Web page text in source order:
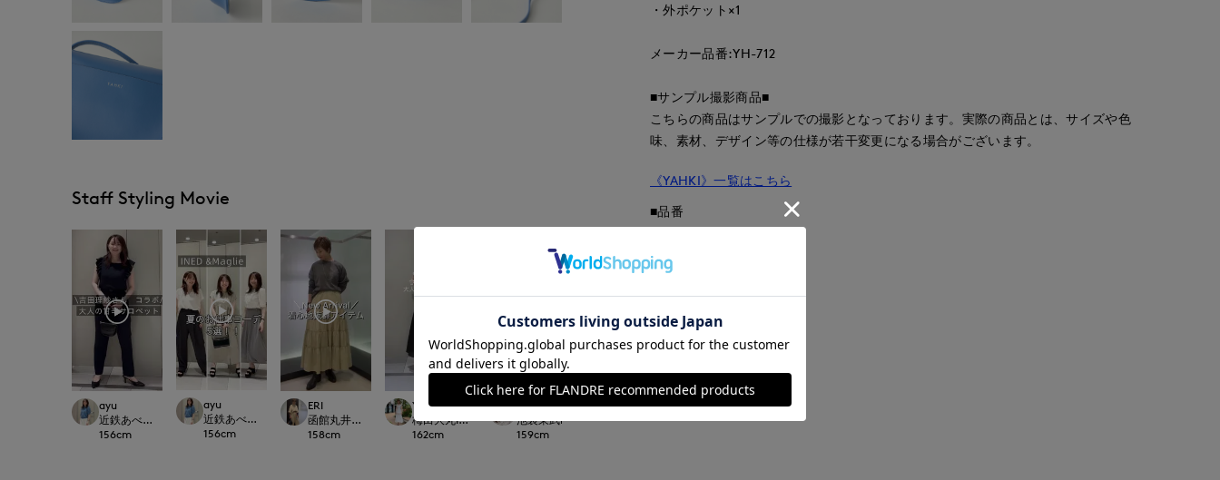
Staff Styling Movie
ayu
近鉄あべのハルカスINED
156cm
ayu
近鉄あべのハルカスINED
156cm
ERI
函館丸井今井INED
158cm
YUMI
梅田大丸INED
162cm
minami
池袋東武ROBE SUPERIOR CLOSET
159cm
ayu
近鉄あべのハルカスINED
ayu
近鉄あべのハルカスINED
・外ポケット×1
メーカー品番:YH-712
■サンプル撮影商品■
こちらの商品はサンプルでの撮影となっております。実際の商品とは、サイズや色
味、素材、デザイン等の仕様が若干変更になる場合がございます。
《YAHKI》一覧はこちら
■品番
■原産国
■クオリティ
床革
取り扱いについて